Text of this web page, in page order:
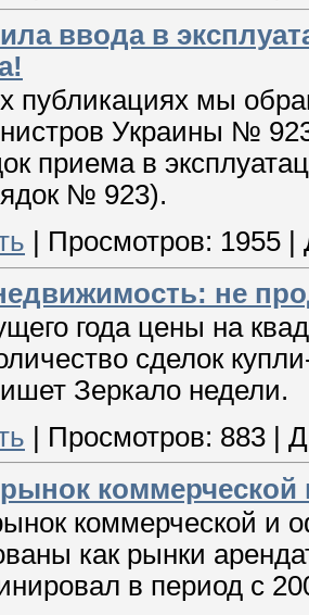
ввода в
публикациях мы
Украины №
приема в
№ 923).
Просмотров: 1955
не
года цены на
сделок
Зеркало недели.
Просмотров: 883
коммерческой и
как рынки
в период с